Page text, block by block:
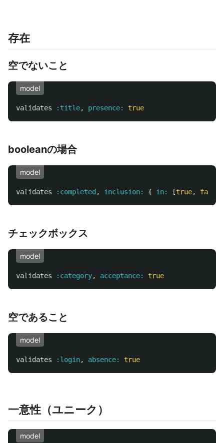
存在
空でないこと
model
validates :title, presence: true
booleanの場合
model
validates :completed , inclusion: { in: [true, false
チェックボックス
model
validates :category, acceptance: true
空であること
model
validates :login, absence: true
一意性（ユニーク）
model